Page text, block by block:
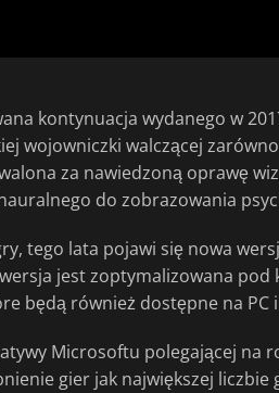
kontynuacja wydanego w
wojowniczki walczącej
za nawiedzoną oprawę
do zobrazowania
tego lata pojawi się nowa
jest zoptymalizowana
będą również dostępne na PC
Microsoftu polegającej na
gier jak największej